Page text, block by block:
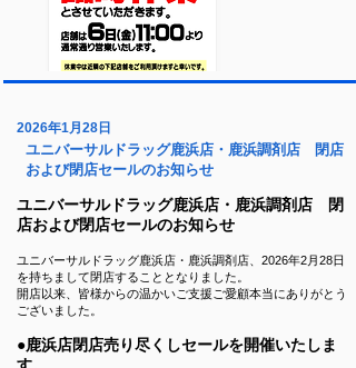
2026年1月28日
ユニバーサルドラッグ鹿浜店・鹿浜調剤店 閉店
および閉店セールのお知らせ
ユニバーサルドラッグ鹿浜店・鹿浜調剤店 閉
店および閉店セールのお知らせ
ユニバーサルドラッグ鹿浜店・鹿浜調剤店、2026年2月28日
を持ちまして閉店することとなりました。
開店以来、皆様からの温かいご支援ご愛顧本当にありがとう
ございました。
●鹿浜店閉店売り尽くしセールを開催いたしま